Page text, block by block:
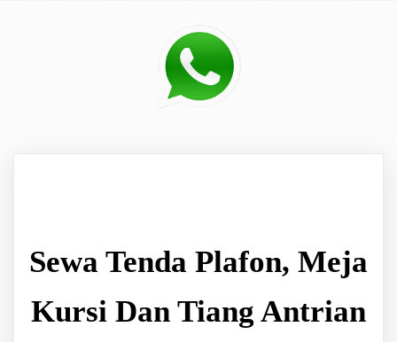
Sewa Tenda Plafon, Meja
Kursi Dan Tiang Antrian